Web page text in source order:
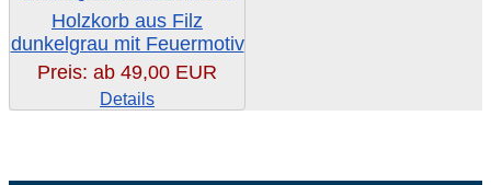
Holzkorb aus Filz
dunkelgrau mit Feuermotiv
Preis: ab 49,00 EUR
Details